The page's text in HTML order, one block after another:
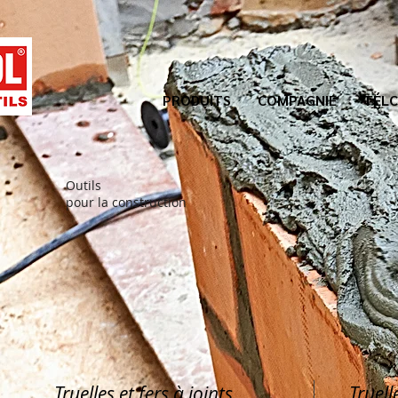
PRODUITS COMPAGNIE
Outils
pour la construction